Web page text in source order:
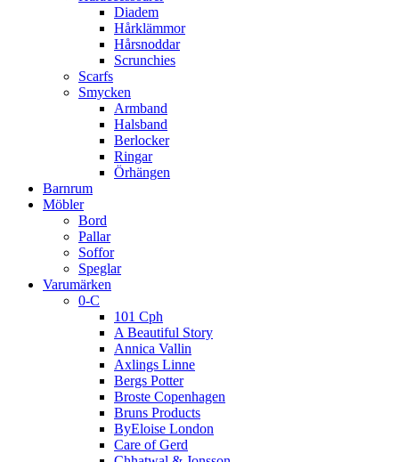
Diadem
Hårklämmor
Hårsnoddar
Scrunchies
Scarfs
Smycken
Armband
Halsband
Berlocker
Ringar
Örhängen
Barnrum
Möbler
Bord
Pallar
Soffor
Speglar
Varumärken
0-C
101 Cph
A Beautiful Story
Annica Vallin
Axlings Linne
Bergs Potter
Broste Copenhagen
Bruns Products
ByEloise London
Care of Gerd